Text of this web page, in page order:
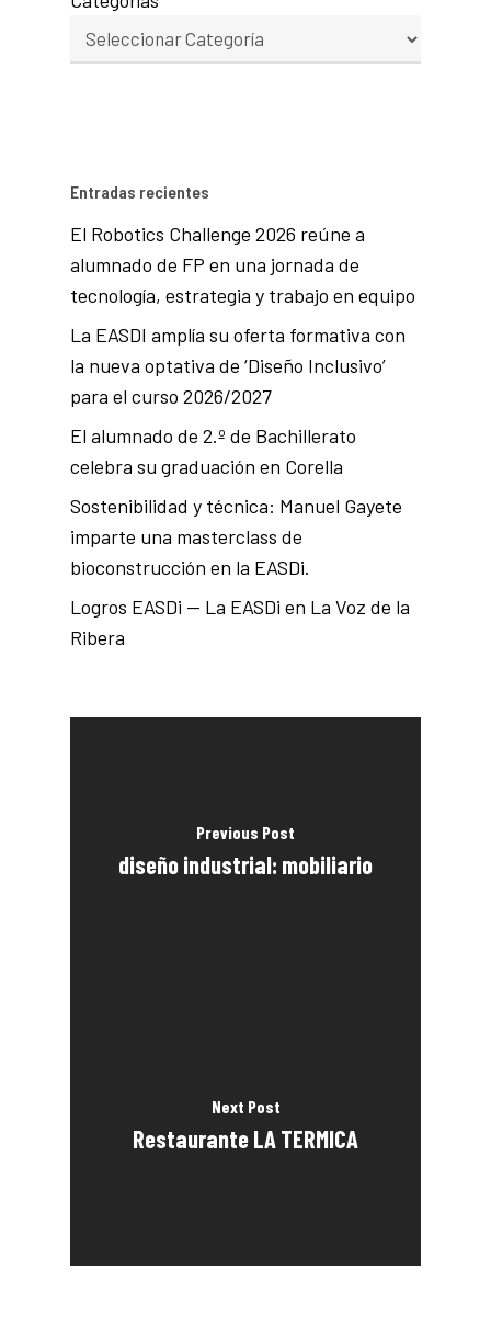
Entradas recientes
El Robotics Challenge 2026 reúne a
alumnado de FP en una jornada de
tecnología, estrategia y trabajo en equipo
La EASDI amplía su oferta formativa con
la nueva optativa de ‘Diseño Inclusivo’
para el curso 2026/2027
El alumnado de 2.º de Bachillerato
celebra su graduación en Corella
Sostenibilidad y técnica: Manuel Gayete
imparte una masterclass de
bioconstrucción en la EASDi.
Logros EASDi — La EASDi en La Voz de la
Ribera
Previous Post
diseño industrial: mobiliario
Next Post
Restaurante LA TERMICA